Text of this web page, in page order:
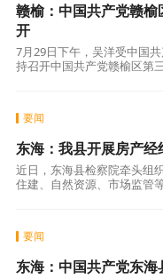
赣榆：中国共产党赣
开
7月29日下午，吴洋受中国
持召开中国共产党赣榆区第
要闻
东海：我县开展房产
近日，东海县检察院牵头组
住建、自然资源、市场监管
要闻
东海：中国共产党东